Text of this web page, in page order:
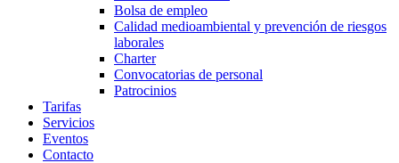
Bolsa de empleo
Calidad medioambiental y prevención de riesgos
laborales
Charter
Convocatorias de personal
Patrocinios
Tarifas
Servicios
Eventos
Contacto